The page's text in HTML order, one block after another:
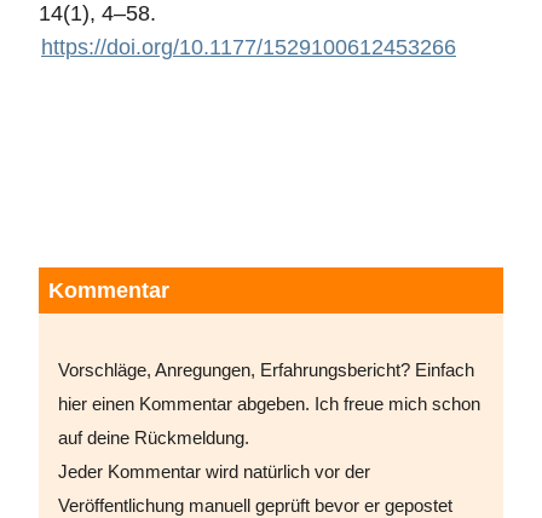
14(1), 4–58.
https://doi.org/10.1177/1529100612453266
Kommentar
Vorschläge, Anregungen, Erfahrungsbericht? Einfach
hier einen Kommentar abgeben. Ich freue mich schon
auf deine Rückmeldung.
Jeder Kommentar wird natürlich vor der
Veröffentlichung manuell geprüft bevor er gepostet